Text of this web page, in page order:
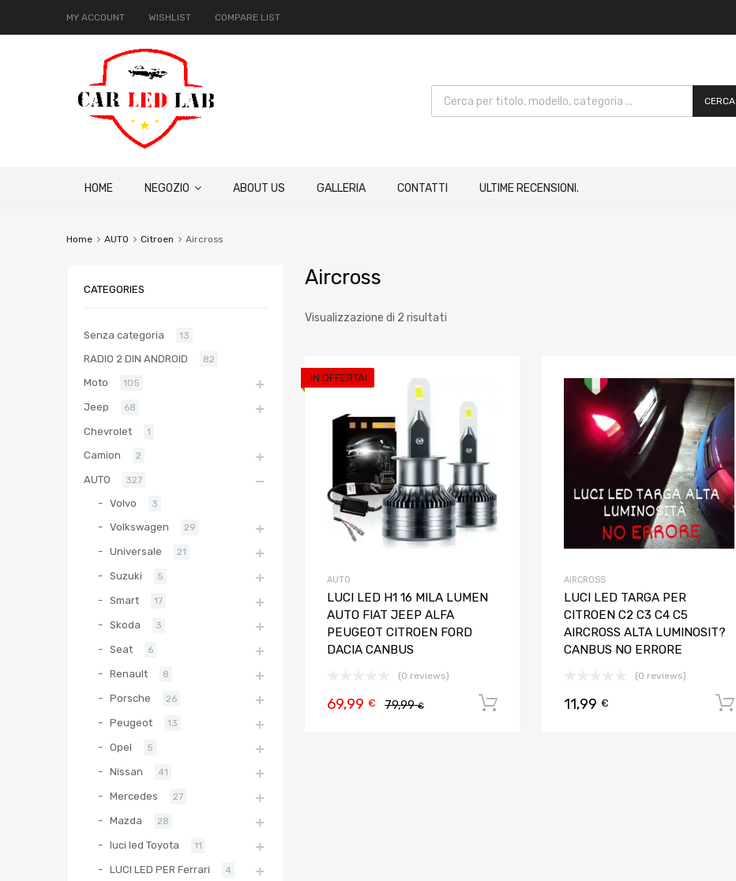
MY ACCOUNT WISHLIST COMPARE LIST
CERCA
HOME NEGOZIO ABOUT US GALLERIA CONTATTI ULTIME RECENSIONI.
Home AUTO Citroen Aircross
Aircross
Visualizzazione di 2 risultati
IN OFFERTA!
Aggiungi ai preferiti
Aggiungi al confronto
AUTO
LUCI LED H1 16 MILA LUMEN
AUTO FIAT JEEP ALFA
PEUGEOT CITROEN FORD
DACIA CANBUS
(0 reviews)
79,99€
69,99 € Aggiungi al carrello
AIRCROSS
LUCI LED TARGA PER
CITROEN C2 C3 C4 C5
AIRCROSS ALTA LUMINOSIT?
CANBUS NO ERRORE
(0 reviews)
11,99 €
CATEGORIES
Senza categoria 13
RADIO 2 DIN ANDROID 82
Moto 105
Jeep 68
Chevrolet 1
Camion 2
AUTO 327
Volvo 3
Volkswagen 29
Universale 21
Suzuki 5
Smart 17
Skoda 3
Seat 6
Renault 8
Porsche 26
Peugeot 13
Opel 5
Nissan 41
Mercedes 27
Mazda 28
luci led Toyota 11
LUCI LED PER Ferrari 4